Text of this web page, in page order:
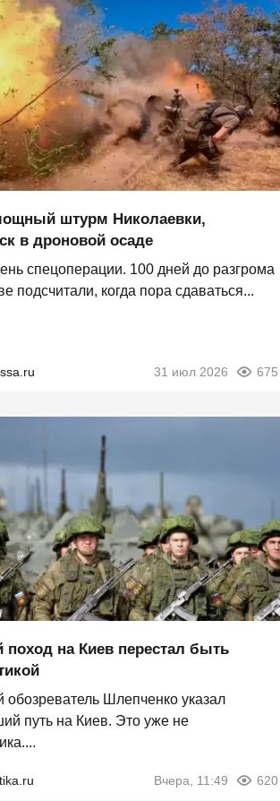
штурм Николаевки,
в дроновой осаде
спецоперации. 100 дней до разгрома
подсчитали, когда пора сдаваться...
31 июл 2026 675
поход на Киев перестал быть
обозреватель Шлепченко указал
путь на Киев. Это уже не
Вчера, 11:49 620